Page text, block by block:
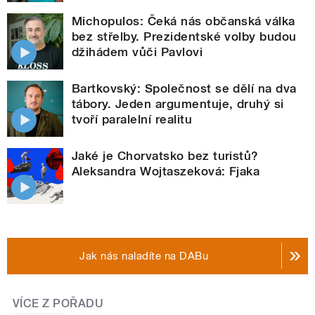
Michopulos: Čeká nás občanská válka
bez střelby. Prezidentské volby budou
džihádem vůči Pavlovi
Bartkovský: Společnost se dělí na dva
tábory. Jeden argumentuje, druhý si
tvoří paralelní realitu
Jaké je Chorvatsko bez turistů?
Aleksandra Wojtaszeková: Fjaka
Jak nás naladíte na DABu
VÍCE Z POŘADU